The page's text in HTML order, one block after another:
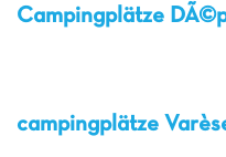
Campingplätze
campingplätze